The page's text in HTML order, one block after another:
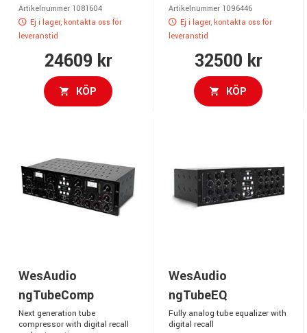
Artikelnummer 1081604
Ej i lager, kontakta oss för
leveranstid
24609 kr
KÖP
Artikelnummer 1096446
Ej i lager, kontakta oss för
leveranstid
32500 kr
KÖP
WesAudio
ngTubeComp
Next generation tube
compressor with digital recall
WesAudio
ngTubeEQ
Fully analog tube equalizer with
digital recall